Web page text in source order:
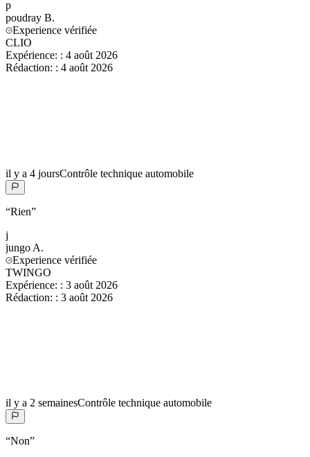
p
poudray B.
Experience vérifiée
CLIO
Expérience: : 4 août 2026
Rédaction: : 4 août 2026
il y a 4 joursContrôle technique automobile
“Rien”
j
jungo A.
Experience vérifiée
TWINGO
Expérience: : 3 août 2026
Rédaction: : 3 août 2026
il y a 2 semainesContrôle technique automobile
“Non”